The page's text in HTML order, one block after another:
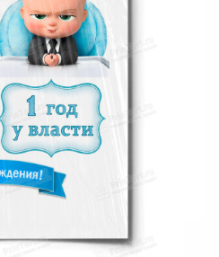
изображение